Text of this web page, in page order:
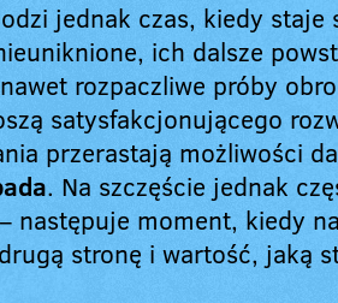
jednak czas, kiedy staje
ich dalsze
rozpaczliwe próby
satysfakcjonującego
przerastają możliwości
. Na szczęście jednak
następuje moment, kiedy
stronę i wartość, jaką